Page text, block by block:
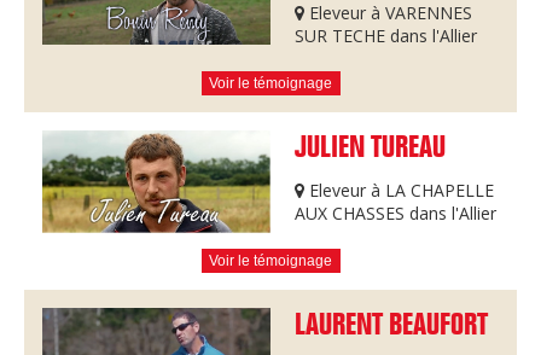
Eleveur à VARENNES
SUR TECHE dans l'Allier
Voir le témoignage
JULIEN TUREAU
Eleveur à LA CHAPELLE
AUX CHASSES dans l'Allier
Voir le témoignage
LAURENT BEAUFORT